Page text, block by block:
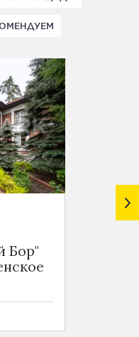
Бор"
ID 4500